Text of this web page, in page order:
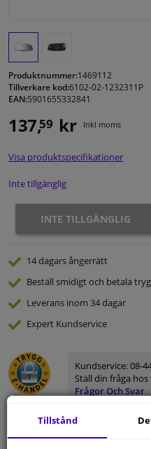
Fönster & Tillbehör
Bilvård & Tillbehör
Husbil, motorcykel, cykel &
Sensorer & Elsystem
Produktnummer:1469112
Tillverkare kod:6102-02-1232311P
EAN:5901655332841
137,59 kr Inkl moms
Visa produktspecifikationer
Inte tillgänglig
INTE TILLGÄNGLIG
14 dagarsångerrätt
Beställ smidigt och betala
Leverans inom 34 dagar
Expert Kundservice
Kundservice:08-
Ställ din fråga
Frågor Och Svar
Tillstånd